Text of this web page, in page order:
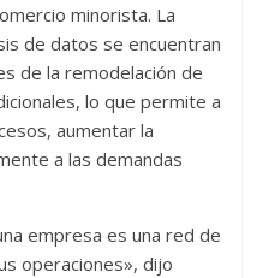
minorista. La
de datos se encuentran
de la remodelación de
lo que permite a
aumentar la
a las demandas
empresa es una red de
operaciones», dijo